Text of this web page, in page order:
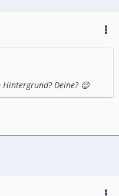
Deine? 😉